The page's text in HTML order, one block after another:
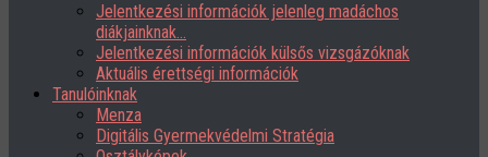
Jelentkezési információk jelenleg madáchos
diákjainknak…
Jelentkezési információk külsős vizsgázóknak
Aktuális érettségi információk
Tanulóinknak
Menza
Digitális Gyermekvédelmi Stratégia